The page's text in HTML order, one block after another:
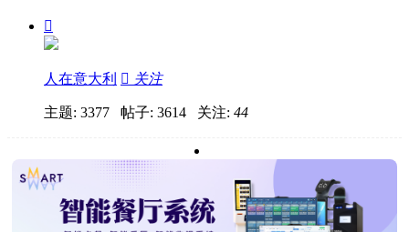

人在意大利  关注
主题: 3377 帖子: 3614 关注: 44